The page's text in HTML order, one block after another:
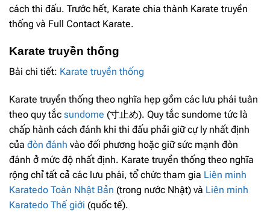
cách thi đấu. Trước hết, Karate chia thành Karate truyền
thống và Full Contact Karate.
Karate truyền thống
Bài chi tiết: Karate truyền thống
Karate truyền thống theo nghĩa hẹp gồm các lưu phái tuân
theo quy tắc sundome (寸止め). Quy tắc sundome tức là
chấp hành cách đánh khi thi đấu phải giữ cự ly nhất định
của đòn đánh vào đối phương hoặc giữ sức mạnh đòn
đánh ở mức độ nhất định. Karate truyền thống theo nghĩa
rộng chỉ tất cả các lưu phái, tổ chức tham gia Liên minh
Karatedo Toàn Nhật Bản (trong nước Nhật) và Liên minh
Karatedo Thế giới (quốc tế).